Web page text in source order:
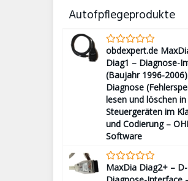
Autofpflegeprodukte
obdexpert.de
Diag1 – Diagnose-
(Baujahr 1996-
Diagnose
lesen und löschen in
Steuergeräten im
und Codierung –
Software
MaxDia Diag2+ –